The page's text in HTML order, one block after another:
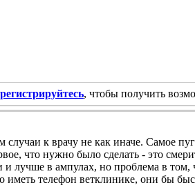
, чтобы получить
к врачу не как иначе. Самое
что нужно было сделать - это
и лучше в ампулах, но проблема в
телефон ветклинике, они бы